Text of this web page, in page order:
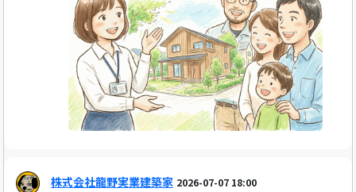
株式会社龍野実業建築家 2026-07-07 18:00